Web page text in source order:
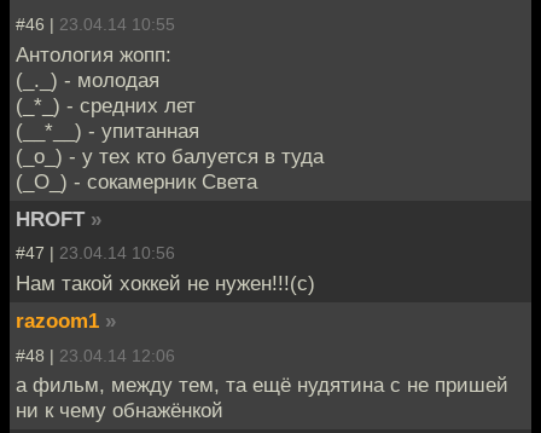
#46 | 23.04.14 10:55
Антология жопп:
(_._) - молодая
(_*_) - средних лет
(__*__) - упитанная
(_о_) - у тех кто балуется в туда
(_O_) - сокамерник Света
HROFT »
#47 | 23.04.14 10:56
Нам такой хоккей не нужен!!!(с)
razoom1 »
#48 | 23.04.14 12:06
а фильм, между тем, та ещё нудятина с не пришей
ни к чему обнажёнкой